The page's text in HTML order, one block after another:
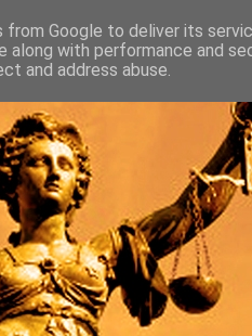
Google to deliver its
along with performance and
and address abuse.